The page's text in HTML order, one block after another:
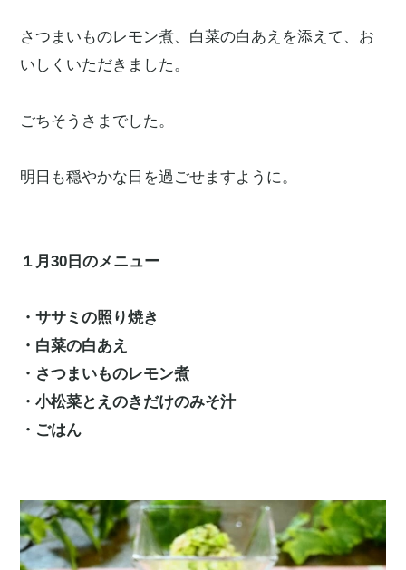
さつまいものレモン煮、白菜の白あえを添えて、お
いしくいただきました。
ごちそうさまでした。
明日も穏やかな日を過ごせますように。
１月30日のメニュー
・ササミの照り焼き
・白菜の白あえ
・さつまいものレモン煮
・小松菜とえのきだけのみそ汁
・ごはん